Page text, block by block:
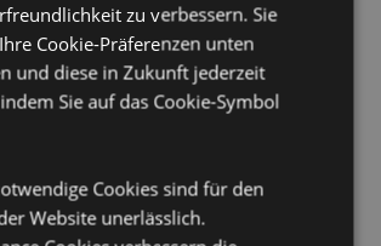
Von Kindern fernhalten.
Sicherheits- und Duftinformationen sind
angegeben. Nicht auf
ablegen oder anlehnen, da die Öle im
Flecken oder Schäden verursachen
mehr über den Einkauf bei Puckator
zu verbessern. Sie
Cookie-Präferenzen unten
und diese in Zukunft jederzeit
Sie auf das Cookie-Symbol
Cookies sind für den
Website unerlässlich.